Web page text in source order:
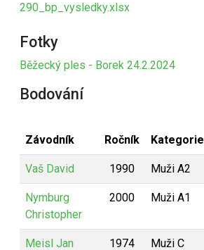
290_bp_vysledky.xlsx
Fotky
Běžecký ples - Borek 24.2.2024
Bodování
Závodník Ročník Kategorie
Vaš David 1990 Muži A2
Nymburg
Christopher
2000 Muži A1
Meisl Jan 1974 Muži C